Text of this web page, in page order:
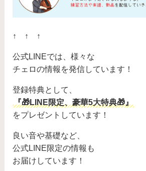
↑ ↑ ↑
公式LINEでは、様々な
チェロの情報を発信しています！
登録特典として、
『🎁LINE限定、豪華5大特典🎁』
をプレゼントしています！
良い音や基礎など、
公式LINE限定の情報も
お届けしています！